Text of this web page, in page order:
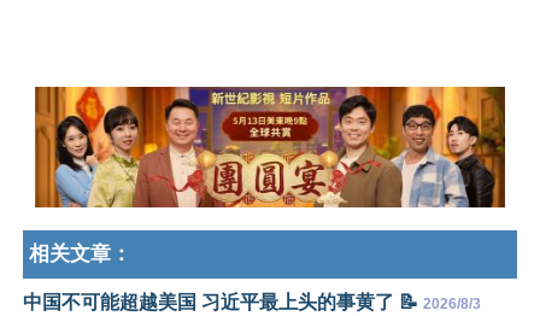
相关文章：
中国不可能超越美国 习近平最上头的事黄了 📝 2026/8/3